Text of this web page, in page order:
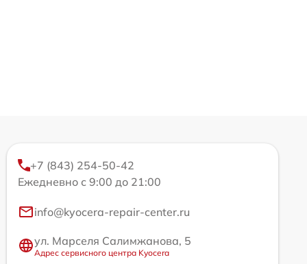
+7 (843) 254-50-42
Ежедневно с 9:00 до 21:00
info@kyocera-repair-center.ru
ул. Марселя Салимжанова, 5
Адрес сервисного центра Kyocera